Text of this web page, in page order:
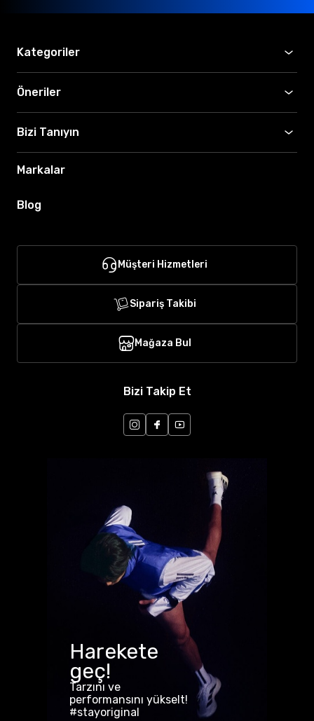
Kategoriler
Öneriler
Bizi Tanıyın
Markalar
Blog
Müşteri Hizmetleri
Sipariş Takibi
Mağaza Bul
Bizi Takip Et
Harekete
geç!
Tarzını ve
performansını yükselt!
#stayoriginal